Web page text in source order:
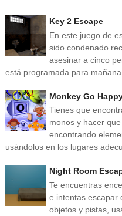
Key 2 Escape
En este juego de
sido condenado
asesinar a cinco
está programada para
Monkey Go
Tienes que
monos y hacer
encontrando
usándolos en los lugares
Night Room
Te encuentras
e intentas escapar
objetos y pistas,